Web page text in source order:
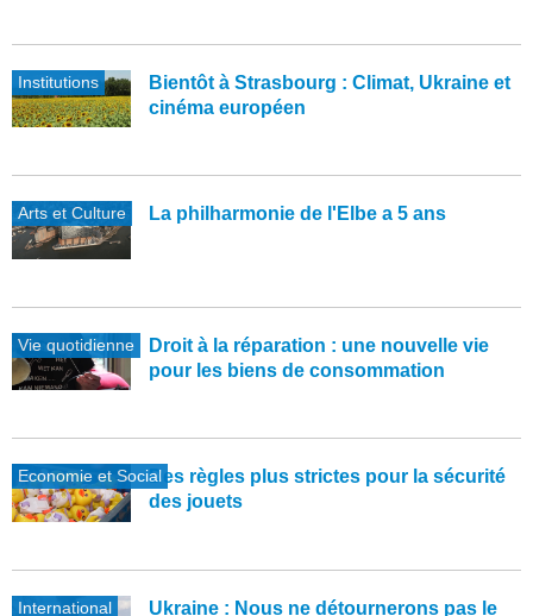
Institutions
Bientôt à Strasbourg : Climat, Ukraine et
cinéma européen
Arts et Culture La philharmonie de l'Elbe a 5 ans
Vie quotidienne
Droit à la réparation : une nouvelle vie
pour les biens de consommation
Economie et SocialDes règles plus strictes pour la sécurité
des jouets
International Ukraine : Nous ne détournerons pas le